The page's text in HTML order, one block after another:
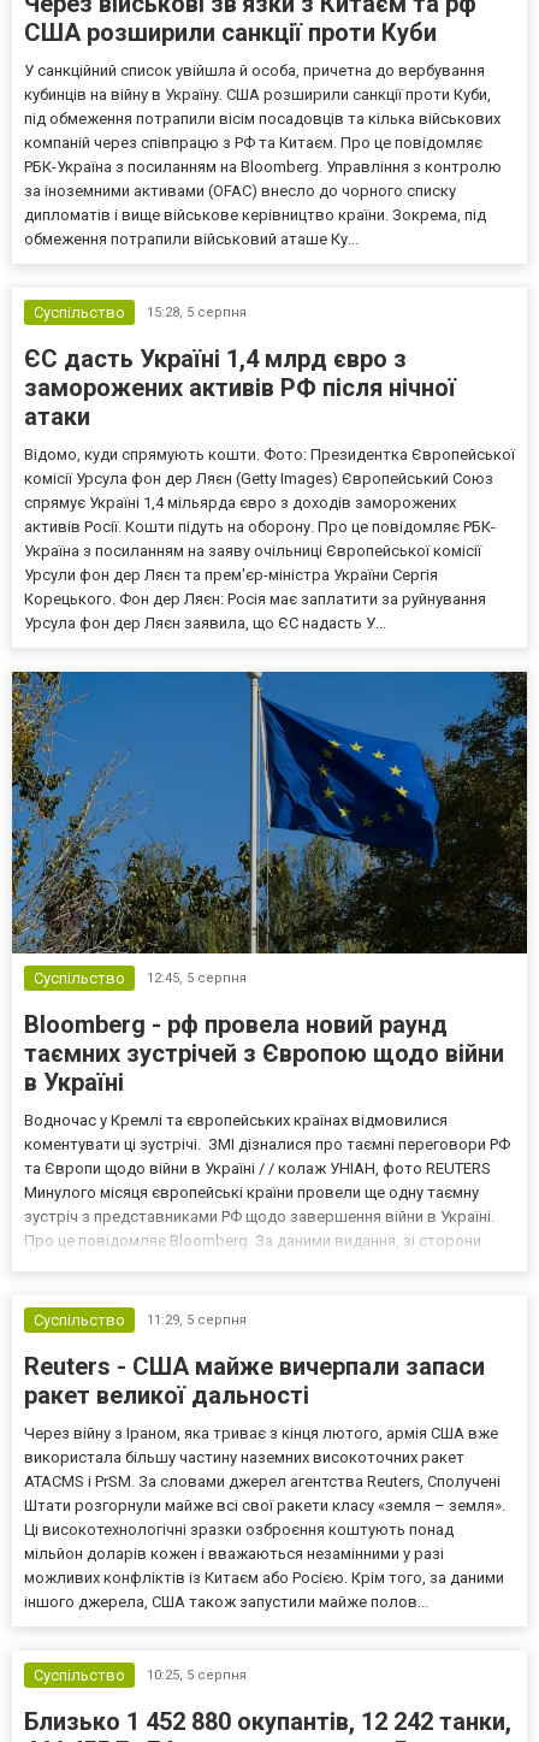
США розширили санкції проти Куби
У санкційний список увійшла й особа, причетна до вербування
кубинців на війну в Україну. США розширили санкції проти Куби,
під обмеження потрапили вісім посадовців та кілька військових
компаній через співпрацю з РФ та Китаєм. Про це повідомляє
РБК-Україна з посиланням на Bloomberg. Управління з контролю
за іноземними активами (OFAC) внесло до чорного списку
дипломатів і вище військове керівництво країни. Зокрема, під
обмеження потрапили військовий аташе Ку...
Суспільство 15:28, 5 серпня
ЄС дасть Україні 1,4 млрд євро з
заморожених активів РФ після нічної
атаки
Відомо, куди спрямують кошти. Фото: Президентка Європейської
комісії Урсула фон дер Ляєн (Getty Images) Європейський Союз
спрямує Україні 1,4 мільярда євро з доходів заморожених
активів Росії. Кошти підуть на оборону. Про це повідомляє РБК-
Україна з посиланням на заяву очільниці Європейської комісії
Урсули фон дер Ляєн та прем'єр-міністра України Сергія
Корецького. Фон дер Ляєн: Росія має заплатити за руйнування
Урсула фон дер Ляєн заявила, що ЄС надасть У...
Суспільство 12:45, 5 серпня
Bloomberg - рф провела новий раунд
таємних зустрічей з Європою щодо війни
в Україні
Водночас у Кремлі та європейських країнах відмовилися
коментувати ці зустрічі. ЗМІ дізналися про таємні переговори РФ
та Європи щодо війни в Україні / / колаж УНІАН, фото REUTERS
Минулого місяця європейські країни провели ще одну таємну
зустріч з представниками РФ щодо завершення війни в Україні.
Про це повідомляє Bloomberg. За даними видання, зі сторони
Суспільство
11:29, 5 серпня
Reuters - США майже вичерпали запаси
ракет великої дальності
Через війну з Іраном, яка триває з кінця лютого, армія США вже
використала більшу частину наземних високоточних ракет
ATACMS і PrSM. За словами джерел агентства Reuters, Сполучені
Штати розгорнули майже всі свої ракети класу «земля – земля».
Ці високотехнологічні зразки озброєння коштують понад
мільйон доларів кожен і вважаються незамінними у разі
можливих конфліктів із Китаєм або Росією. Крім того, за даними
іншого джерела, США також запустили майже полов...
Суспільство 10:25, 5 серпня
Близько 1 452 880 окупантів, 12 242 танки,